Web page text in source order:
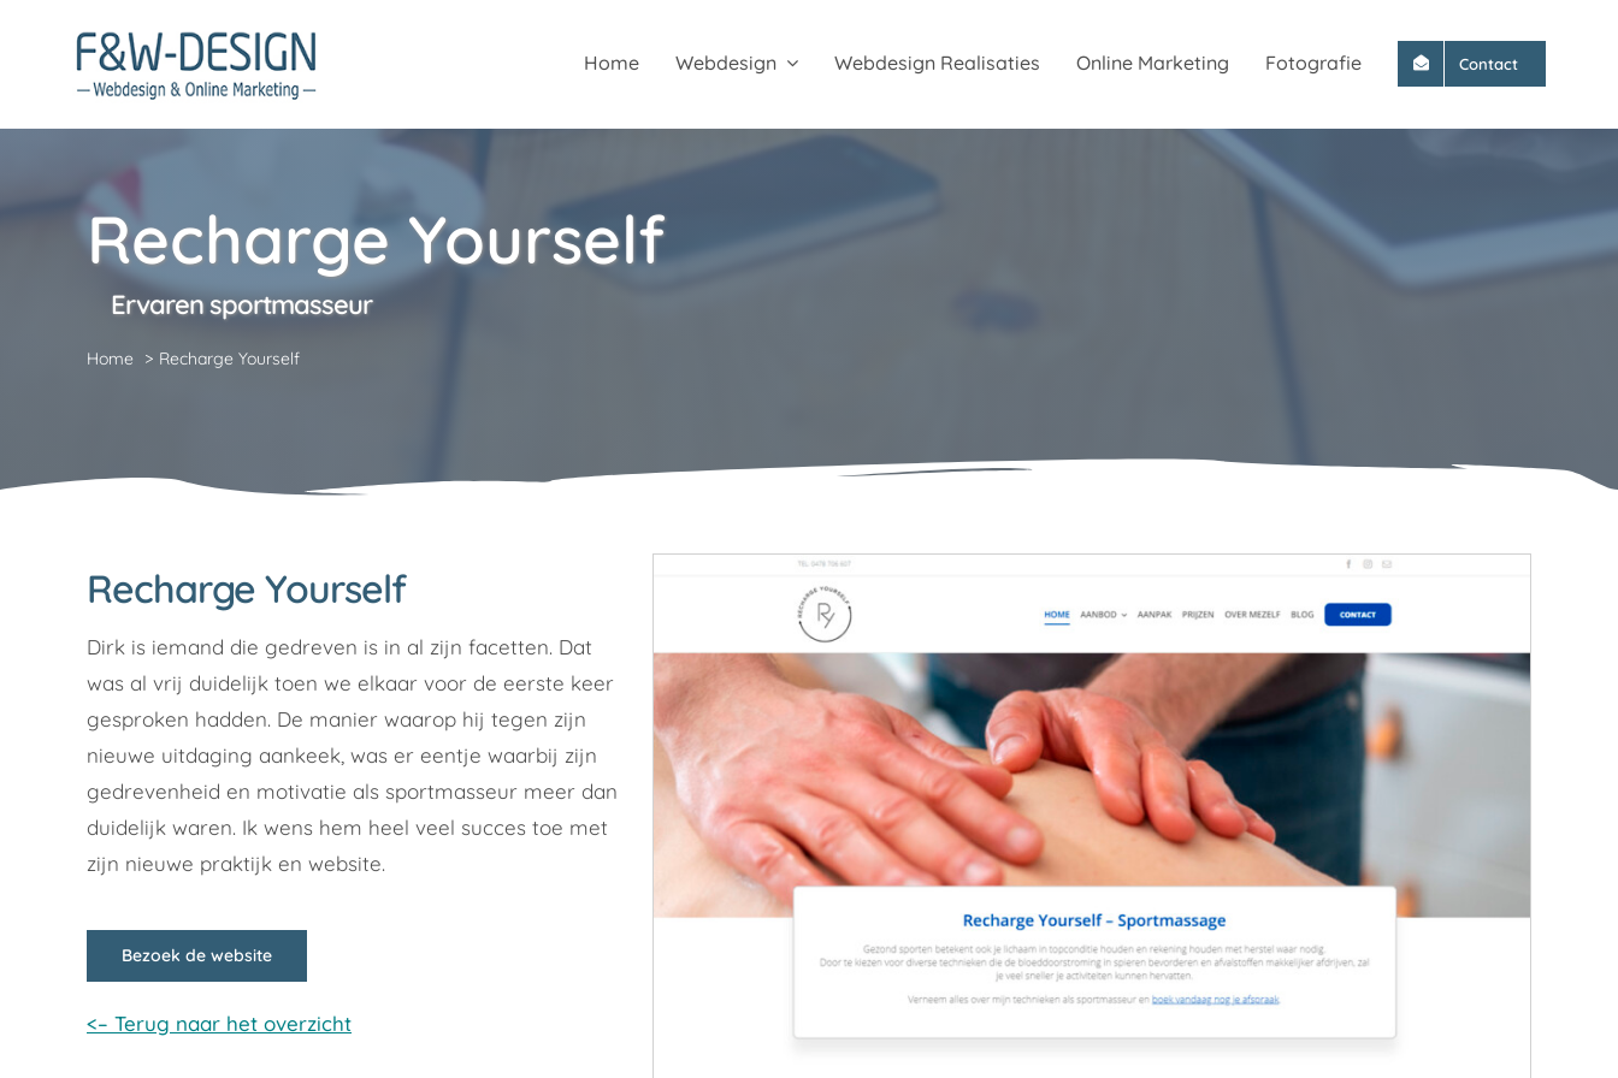
Home Webdesign Webdesign Realisaties Online Marketing Fotografie Contact
Recharge Yourself
Ervaren sportmasseur
Home Recharge Yourself
Recharge Yourself
Dirk is iemand die gedreven is in al zijn facetten. Dat
was al vrij duidelijk toen we elkaar voor de eerste keer
gesproken hadden. De manier waarop hij tegen zijn
nieuwe uitdaging aankeek, was er eentje waarbij zijn
gedrevenheid en motivatie als sportmasseur meer dan
duidelijk waren. Ik wens hem heel veel succes toe met
zijn nieuwe praktijk en website.
Bezoek de website
<– Terug naar het overzicht